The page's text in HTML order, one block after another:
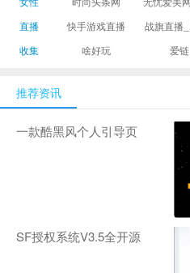
LADYMAX.cn|国内
新闻并提供奢侈品
容
直播
快手游戏直播
战旗直播
Gamers
收集
啥好玩 爱
推荐资讯
一款酷黑风个人引导页
SF授权系统V3.5全开源